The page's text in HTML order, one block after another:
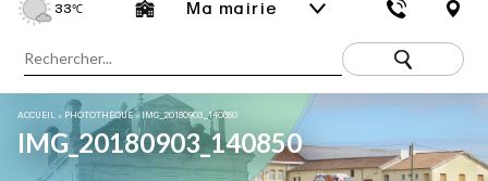
33℃ Ma mairie
ACCUEIL » PHOTOTHÈQUE»IMG_20180903_140850
IMG_20180903_140850